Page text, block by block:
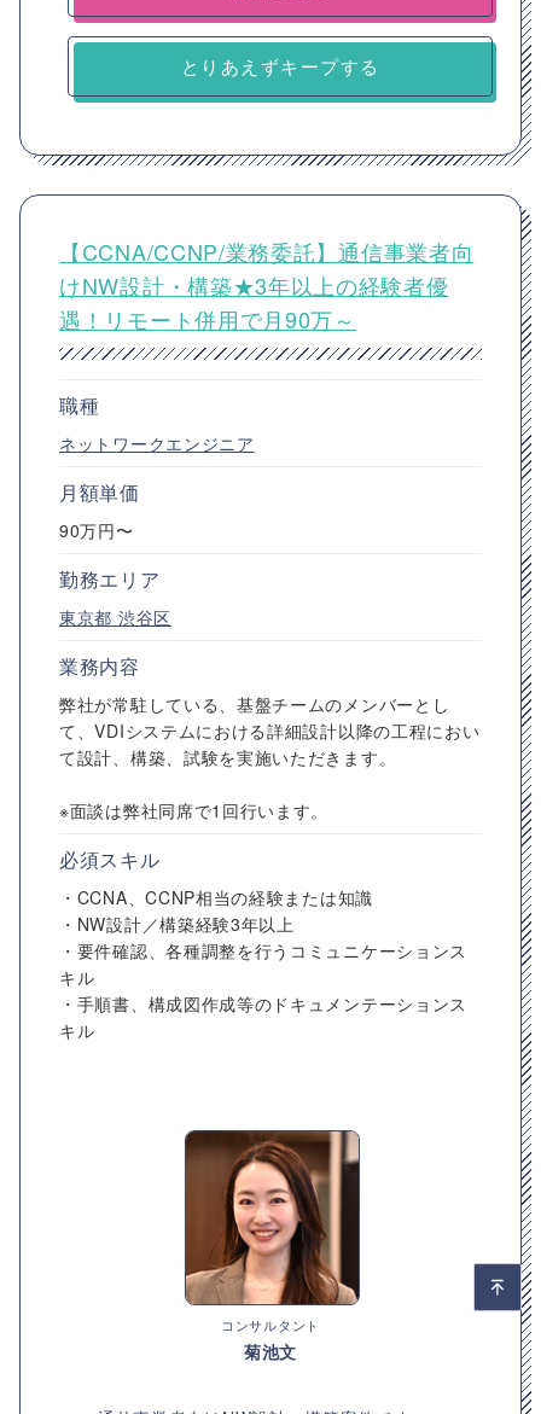
とりあえずキープする
【CCNA/CCNP/業務委託】通信事業者向
けNW設計・構築★3年以上の経験者優
遇！リモート併用で月90万～
職種
ネットワークエンジニア
月額単価
90万円〜
勤務エリア
東京都 渋谷区
業務内容
弊社が常駐している、基盤チームのメンバーとし
て、VDIシステムにおける詳細設計以降の工程におい
て設計、構築、試験を実施いただきます。
※面談は弊社同席で1回行います。
必須スキル
・CCNA、CCNP相当の経験または知識
・NW設計／構築経験3年以上
・要件確認、各種調整を行うコミュニケーションス
キル
・手順書、構成図作成等のドキュメンテーションス
キル
コンサルタント
菊池文